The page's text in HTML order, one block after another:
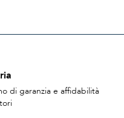
di garanzia e affidabilità